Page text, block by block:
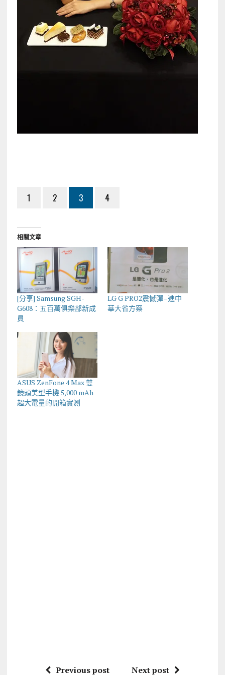
1 2 3 4
相關文章
[分享] Samsung SGH-
G608：五百萬俱樂部新成
員
LG G PRO2震憾彈–進中
華大省方案
ASUS ZenFone 4 Max 雙
鏡頭美型手機 5,000 mAh
超大電量的開箱實測
Previous post Next post